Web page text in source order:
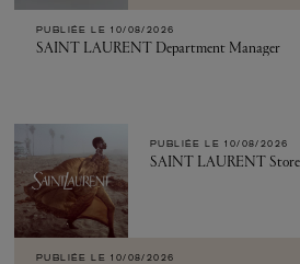
PUBLIÉE LE 10/08/2026
SAINT LAURENT Department Manager
PUBLIÉE LE 10/08/2026
SAINT LAURENT
PUBLIÉE LE 10/08/2026